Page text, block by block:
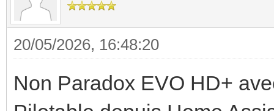
20/05/2026, 16:48:20
Non Paradox EVO HD+